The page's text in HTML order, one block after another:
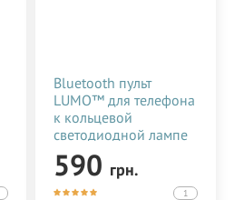
Bluetooth пульт
LUMO™ для телефона
к кольцевой
светодиодной лампе
со штативом купить в
Киеве (Украине)
18020201
590 грн.
1